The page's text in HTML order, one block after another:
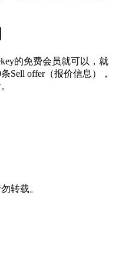
的免费会员就可以，就
Sell offer（报价信息），
转载。